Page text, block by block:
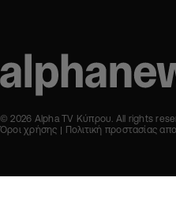
© 2026 Alpha TV Κύπρου. All rights
Όροι χρήσης
Πολιτική προστασίας